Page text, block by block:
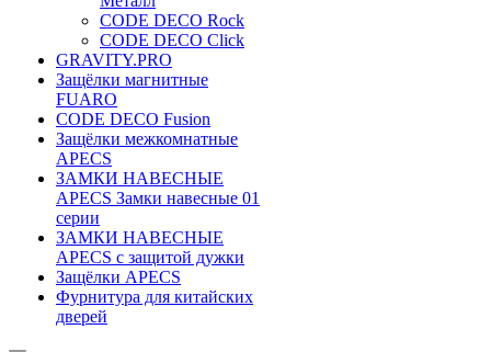
CODE DECO Rock
CODE DECO Click
GRAVITY.PRO
Защёлки магнитные
FUARO
CODE DECO Fusion
Защёлки межкомнатные
APECS
ЗАМКИ НАВЕСНЫЕ
APECS Замки навесные 01
серии
ЗАМКИ НАВЕСНЫЕ
APECS с защитой дужки
Защёлки APECS
Фурнитура для китайских
дверей